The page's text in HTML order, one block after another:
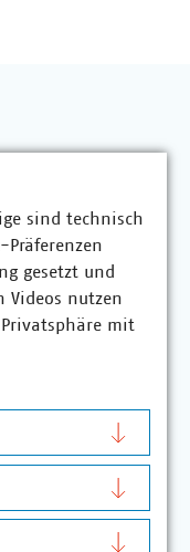
sind technisch
gesetzt und
Videos nutzen
mit